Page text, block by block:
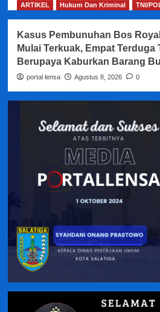
ARTIKEL
Hukum Dan Kriminal TNI/
Kasus Pembunuhan Bos
Mulai Terkuak, Empat
Berupaya Kaburkan Barang
portal lensa Agustus 8, 2026 0